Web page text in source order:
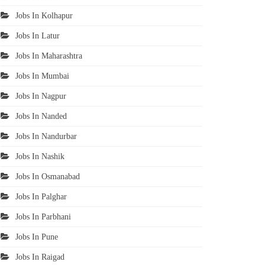
Jobs In Kolhapur
Jobs In Latur
Jobs In Maharashtra
Jobs In Mumbai
Jobs In Nagpur
Jobs In Nanded
Jobs In Nandurbar
Jobs In Nashik
Jobs In Osmanabad
Jobs In Palghar
Jobs In Parbhani
Jobs In Pune
Jobs In Raigad